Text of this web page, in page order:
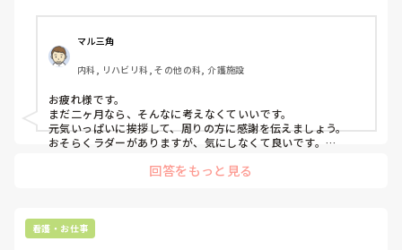
同じような経験をされた方や、採用・教育に関わったことが
* オペ迎えや申し送りで何を聞けばいいかわからない
* 電話対応が苦手
* メモをたくさん取るけど整理できない
* 報告や質問のタイミングがわからない
* 自信がなくて声が小さくなる
② 指導者・先輩との関係
* 怖い先輩と勤務が被ると出勤前から憂うつになる
* 陰で悪く言われていないか不安になる
* 先輩によって言うことが違って混乱する
マル三角
内科, リハビリ科, その他の科, 介護施設
お疲れ様です。
まだ二ヶ月なら、そんなに考えなくていいです。
元気いっぱいに挨拶して、周りの方に感謝を伝えましょう。
おそらくラダーがありますが、気にしなくて良いです。
もし、仕事行きたくないなら診断してもらって休みましょう。
回答をもっと見る
看護・お仕事